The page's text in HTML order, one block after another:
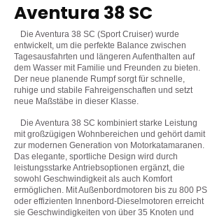
Aventura 38 SC
Die Aventura 38 SC (Sport Cruiser) wurde
entwickelt, um die perfekte Balance zwischen
Tagesausfahrten und längeren Aufenthalten auf
dem Wasser mit Familie und Freunden zu bieten.
Der neue planende Rumpf sorgt für schnelle,
ruhige und stabile Fahreigenschaften und setzt
neue Maßstäbe in dieser Klasse.
Die Aventura 38 SC kombiniert starke Leistung
mit großzügigen Wohnbereichen und gehört damit
zur modernen Generation von Motorkatamaranen.
Das elegante, sportliche Design wird durch
leistungsstarke Antriebsoptionen ergänzt, die
sowohl Geschwindigkeit als auch Komfort
ermöglichen. Mit Außenbordmotoren bis zu 800 PS
oder effizienten Innenbord-Dieselmotoren erreicht
sie Geschwindigkeiten von über 35 Knoten und